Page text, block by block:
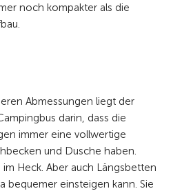
noch kompakter als die
Abmessungen liegt der
darin, dass die
immer eine vollwertige
und Dusche haben.
Heck. Aber auch Längsbetten
bequemer einsteigen kann. Sie